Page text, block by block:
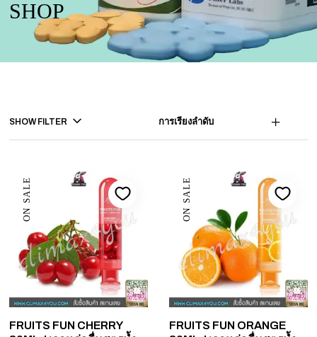
SHOP
SHOW FILTER การเรียงลำดับ
ON SALE
FRUITS FUN CHERRY
ON SALE
FRUITS FUN ORANGE